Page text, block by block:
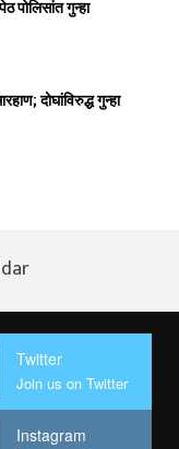
पोलिसांत गुन्हा
दोघांविरुद्ध गुन्हा
Twitter
Join us on Twitter
Instagram